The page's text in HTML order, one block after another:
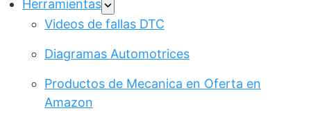
Herramientas
Videos de fallas DTC
Diagramas Automotrices
Productos de Mecanica en Oferta en
Amazon